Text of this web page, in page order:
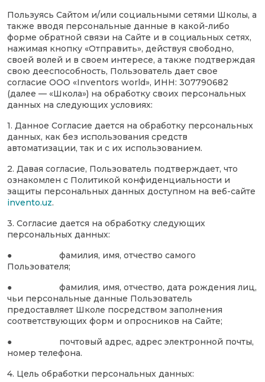
Пользуясь Сайтом и/или социальными сетями Школы, а
также вводя персональные данные в какой-либо
форме обратной связи на Сайте и в социальных сетях,
нажимая кнопку «Отправить», действуя свободно,
своей волей и в своем интересе, а также подтверждая
свою дееспособность, Пользователь дает свое
согласие ООО «Inventors world», ИНН: 307790682
(далее — «Школа») на обработку своих персональных
данных на следующих условиях:
1. Данное Согласие дается на обработку персональных
данных, как без использования средств
автоматизации, так и с их использованием.
2. Давая согласие, Пользователь подтверждает, что
ознакомлен с Политикой конфиденциальности и
защиты персональных данных доступном на веб-сайте
invento.uz.
3. Согласие дается на обработку следующих
персональных данных:
● фамилия, имя, отчество самого
Пользователя;
● фамилия, имя, отчество, дата рождения лиц,
чьи персональные данные Пользователь
предоставляет Школе посредством заполнения
соответствующих форм и опросников на Сайте;
● почтовый адрес, адрес электронной почты,
номер телефона.
4. Цель обработки персональных данных: